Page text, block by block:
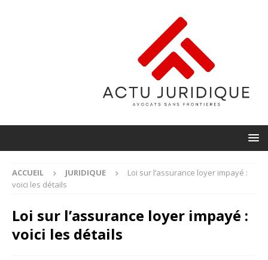
ACCUEIL JURIDIQUE
Loi sur l’assurance loyer impayé :
voici les détails
Loi sur l’assurance loyer impayé :
voici les détails